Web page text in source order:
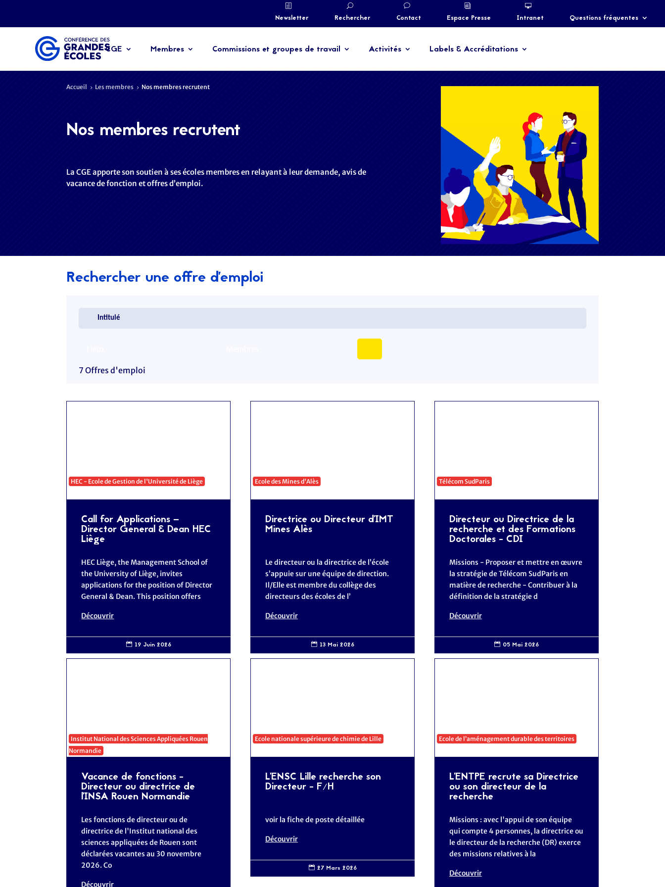
Newsletter Rechercher Contact Espace Presse Intranet Questions fréquentes
CGE Membres Commissions et groupes de travail Activités Labels & Accréditations
Accueil 5 Les membres 5 Nos membres recrutent
Nos membres recrutent
La CGE apporte son soutien à ses écoles membres en relayant à leur demande, avis de
vacance de fonction et offres d’emploi.
Rechercher une offre d'emploi
7 Offres d'emploi
HEC - Ecole de Gestion de l'Université de Liège
Call for Applications –
Director General & Dean HEC
Liège
HEC Liège, the Management School of
the University of Liège, invites
applications for the position of Director
General & Dean. This position offers
Découvrir
 19 Juin 2026
Ecole des Mines d'Alès
Directrice ou Directeur d'IMT
Mines Alès
Le directeur ou la directrice de l’école
s’appuie sur une équipe de direction.
Il/Elle est membre du collège des
directeurs des écoles de l’
Découvrir
 13 Mai 2026
Télécom SudParis
Directeur ou Directrice de la
recherche et des Formations
Doctorales - CDI
Missions - Proposer et mettre en œuvre
la stratégie de Télécom SudParis en
matière de recherche - Contribuer à la
définition de la stratégie d
Découvrir
 05 Mai 2026
Institut National des Sciences Appliquées Rouen
Normandie
Vacance de fonctions -
Directeur ou directrice de
l'INSA Rouen Normandie
Les fonctions de directeur ou de
directrice de l'Institut national des
sciences appliquées de Rouen sont
déclarées vacantes au 30 novembre
2026. Co
Découvrir
Ecole nationale supérieure de chimie de Lille
L'ENSC Lille recherche son
Directeur - F/H
voir la fiche de poste détaillée
Découvrir
 27 Mars 2026
Ecole de l’aménagement durable des territoires
L'ENTPE recrute sa Directrice
ou son directeur de la
recherche
Missions : avec l'appui de son équipe
qui compte 4 personnes, la directrice ou
le directeur de la recherche (DR) exerce
des missions relatives à la
Découvrir